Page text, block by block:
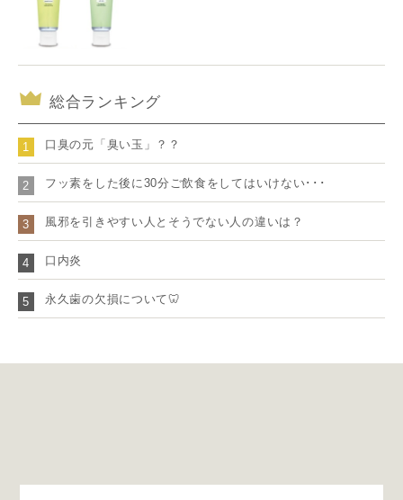
総合ランキング
1 口臭の元「臭い玉」？？
2 フッ素をした後に30分ご飲食をしてはいけない･･･
3 風邪を引きやすい人とそうでない人の違いは？
4 口内炎
5 永久歯の欠損について🦷